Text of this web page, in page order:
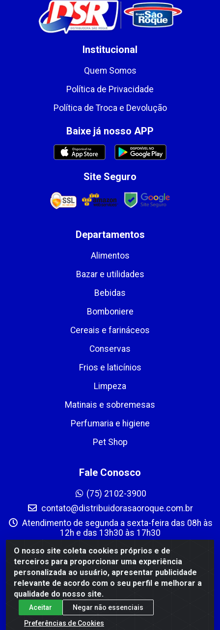
O nosso site coleta cookies próprios e de
terceiros para proporcionar uma experiência
personalizada ao usuário, apresentar publicidade
relevante de acordo com o seu perfil e melhorar a
qualidade do nosso site.
Aceitar
Negar não essenciais
Preferências de Cookies
Institucional
Quem Somos
Política de Privacidade
Política de Troca e Devolução
Baixe já nosso APP
Site Seguro
Departamentos
Alimentos
Bazar e utilidades
Bebidas
Bomboniere
Cereais e farináceos
Conservas
Frios e laticínios
Limpeza
Matinais e sobremesas
Perfumaria e higiene
Pet Shop
Fale Conosco
(75) 2102-3900
contato@distribuidorasaoroque.com.br
Atendimento de segunda a sexta-feira das 08h às
12h e das 13h30 às 17h30
Instagram
Formas de Pagamento
DIST DE PROD ALIM SÃO ROQUE LTDA - AVENIDA PROBAHIA,